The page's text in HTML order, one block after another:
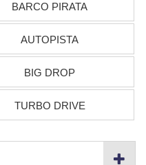
BARCO PIRATA
AUTOPISTA
BIG DROP
TURBO DRIVE